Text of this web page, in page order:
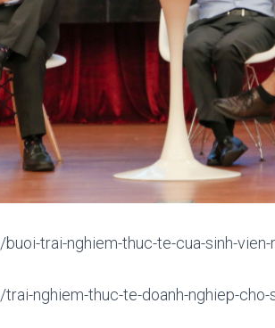
trai-nghiem-thuc-te-cua-sinh-
nghiem-thuc-te-doanh-nghiep-